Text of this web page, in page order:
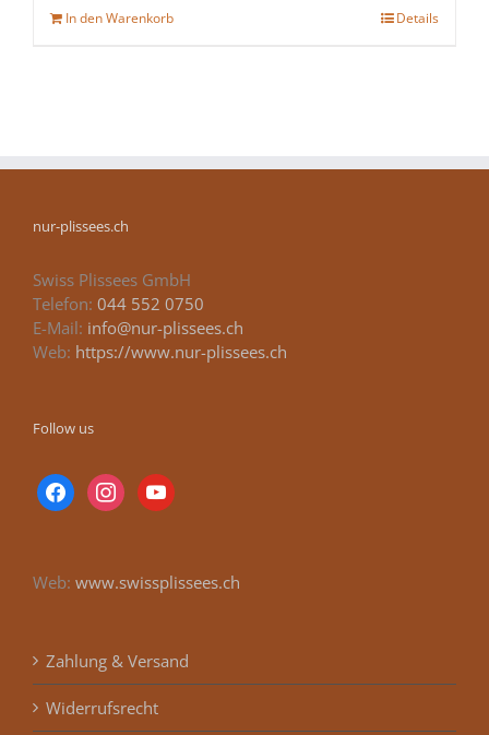
In den Warenkorb Details
nur-plissees.ch
Swiss Plissees GmbH
Telefon: 044 552 0750
E-Mail: info@nur-plissees.ch
Web: https://www.nur-plissees.ch
Follow us
facebookinstagramyoutube
Web: www.swissplissees.ch
Zahlung & Versand
Widerrufsrecht